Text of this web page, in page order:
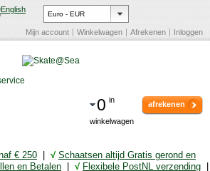
Mijn account Winkelwagen Afrekenen Inloggen
0 in
winkelwagen
afrekenen
€ 250 √ Schaatsen altijd Gratis gerond en
en Betalen √ Flexibele PostNL verzending